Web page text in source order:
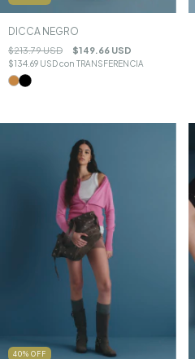
DICCA NEGRO
$213.79 USD $149.66 USD
$134.69 USDcon TRANSFERENCIA
40% OFF